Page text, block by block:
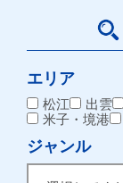
エリア
松江 出雲
米子・境港
ジャンル